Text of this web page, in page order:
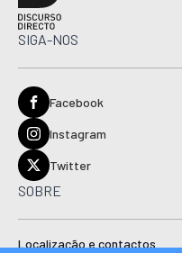
SIGA-NOS
Facebook
Instagram
Twitter
SOBRE
Localização e contactos